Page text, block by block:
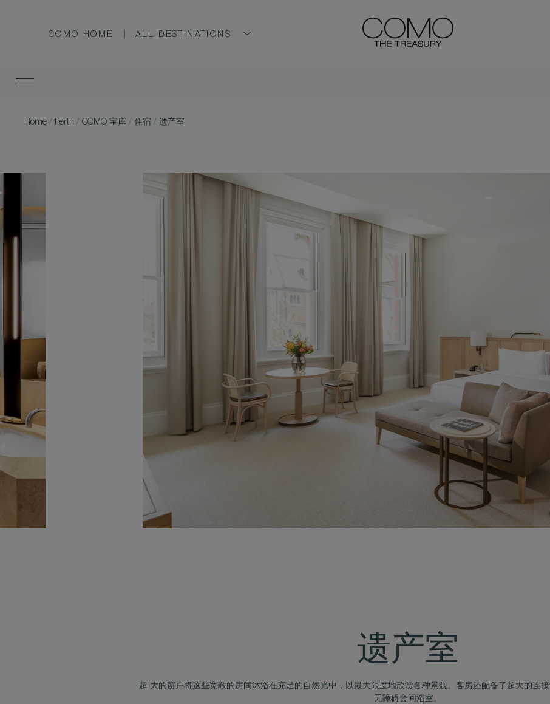
COMO HOME ALL DESTINATIONS
Home / Perth / COMO 宝库 / 住宿 / 遗产室
遗产室
超 大的窗户将这些宽敞的房间沐浴在充足的自然光中，以最大限度地欣赏各种景观。客房还配备了超大的连
无障碍套间浴室。